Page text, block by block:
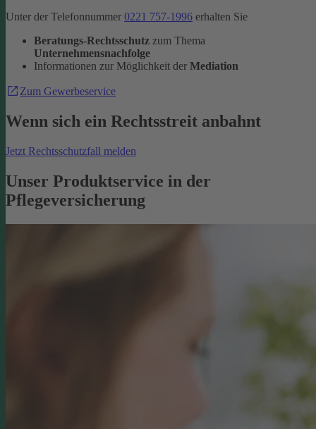
Unter der Telefonnummer 0221 757-1996 erhalten Sie
Beratungs-Rechtsschutz zum Thema
Unternehmensnachfolge
Informationen zur Möglichkeit der Mediation
Zum Gewerbeservice
Wenn sich ein Rechtsstreit anbahnt
Jetzt Rechtsschutzfall melden
Unser Produktservice in der
Pflegeversicherung